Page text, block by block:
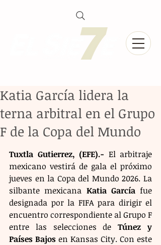
Katia García lidera la
terna arbitral en el Grupo
F de la Copa del Mundo
Tuxtla Gutierrez, (EFE).- El arbitraje
mexicano vestirá de gala el próximo
jueves en la Copa del Mundo 2026. La
silbante mexicana Katia García fue
designada por la FIFA para dirigir el
encuentro correspondiente al Grupo F
entre las selecciones de Túnez y
Países Bajos en Kansas City. Con este